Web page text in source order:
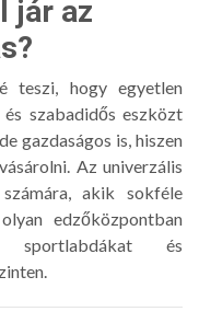
jár az
teszi, hogy egyetlen
szabadidős eszközt
gazdaságos is, hiszen
Az univerzális
akik sokféle
edzőközpontban
sportlabdákat és